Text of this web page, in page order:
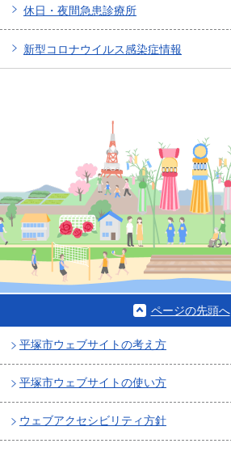
休日・夜間急患診療所
新型コロナウイルス感染症情報
ページの先頭へ
平塚市ウェブサイトの考え方
平塚市ウェブサイトの使い方
ウェブアクセシビリティ方針